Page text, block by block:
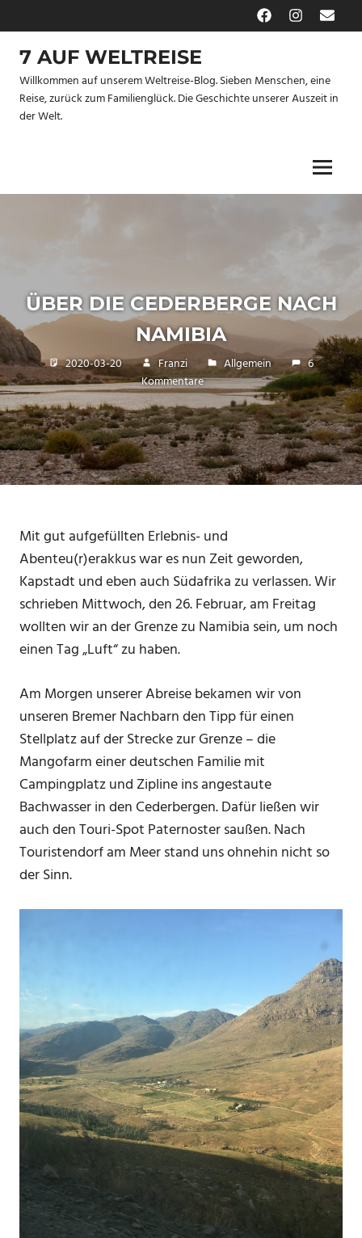
Inhalt
springen
FacebookInstagram
E-
Mail
7 AUF WELTREISE
Willkommen auf unserem Weltreise-Blog. Sieben Menschen, eine
Reise, zurück zum Familienglück. Die Geschichte unserer Auszeit in
der Welt.
Menu
ÜBER DIE CEDERBERGE NACH
NAMIBIA
2020-03-20 Franzi Allgemein
6
Kommentare
Mit gut aufgefüllten Erlebnis- und
Abenteu(r)erakkus war es nun Zeit geworden,
Kapstadt und eben auch Südafrika zu verlassen. Wir
schrieben Mittwoch, den 26. Februar, am Freitag
wollten wir an der Grenze zu Namibia sein, um noch
einen Tag „Luft“ zu haben.
Am Morgen unserer Abreise bekamen wir von
unseren Bremer Nachbarn den Tipp für einen
Stellplatz auf der Strecke zur Grenze – die
Mangofarm einer deutschen Familie mit
Campingplatz und Zipline ins angestaute
Bachwasser in den Cederbergen. Dafür ließen wir
auch den Touri-Spot Paternoster saußen. Nach
Touristendorf am Meer stand uns ohnehin nicht so
der Sinn.